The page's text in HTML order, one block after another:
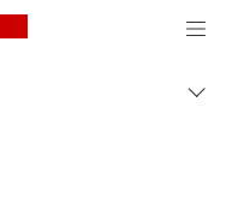
Canon Logo, back to